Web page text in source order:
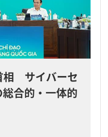
相 サイバーセ
合的・一体的